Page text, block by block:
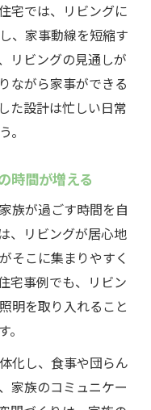
宅では、リビングに
、家事動線を短縮す
リビングの見通しが
ながら家事ができる
た設計は忙しい日常
。
時間が増える
族が過ごす時間を自
、リビングが居心地
そこに集まりやすく
宅事例でも、リビン
明を取り入れること
化し、食事や団らん
家族のコミュニケー